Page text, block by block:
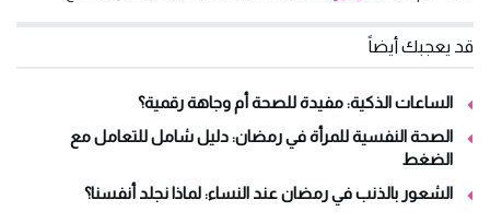
قد يعجبك أيضاً
الساعات الذكية: مفيدة للصحة أم وجاهة رقمية؟
الصحة النفسية للمرأة في رمضان: دليل شامل للتعامل مع
الضغط
الشعور بالذنب في رمضان عند النساء: لماذا نجلد أنفسنا؟